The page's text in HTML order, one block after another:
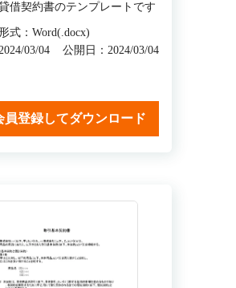
借契約書のテンプレートです
式：Word(.docx)
03/04
公開日：2024/03/04
員登録してダウンロード